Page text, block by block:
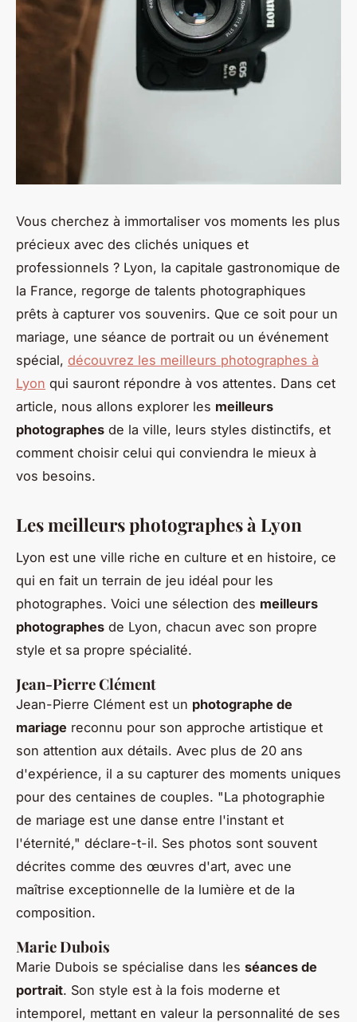
Vous cherchez à immortaliser vos moments les plus
précieux avec des clichés uniques et
professionnels ? Lyon, la capitale gastronomique de
la France, regorge de talents photographiques
prêts à capturer vos souvenirs. Que ce soit pour un
mariage, une séance de portrait ou un événement
spécial, découvrez les meilleurs photographes à
Lyon qui sauront répondre à vos attentes. Dans cet
article, nous allons explorer les meilleurs
photographes de la ville, leurs styles distinctifs, et
comment choisir celui qui conviendra le mieux à
vos besoins.
Les meilleurs photographes à Lyon
Lyon est une ville riche en culture et en histoire, ce
qui en fait un terrain de jeu idéal pour les
photographes. Voici une sélection des meilleurs
photographes de Lyon, chacun avec son propre
style et sa propre spécialité.
Jean-Pierre Clément
Jean-Pierre Clément est un photographe de
mariage reconnu pour son approche artistique et
son attention aux détails. Avec plus de 20 ans
d'expérience, il a su capturer des moments uniques
pour des centaines de couples. "La photographie
de mariage est une danse entre l'instant et
l'éternité," déclare-t-il. Ses photos sont souvent
décrites comme des œuvres d'art, avec une
maîtrise exceptionnelle de la lumière et de la
composition.
Marie Dubois
Marie Dubois se spécialise dans les séances de
portrait. Son style est à la fois moderne et
intemporel, mettant en valeur la personnalité de ses